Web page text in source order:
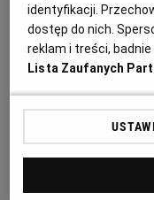
Joanna Pszon:
premier odwołał pana
Nie wiem. Może z
Trzeba mówić
Joanna Pszon: Czy
Adama Pęzioła na
Kolejne
identyfikacji.
dostęp do nich.
reklam i treści, badnie
Lista Zaufanych